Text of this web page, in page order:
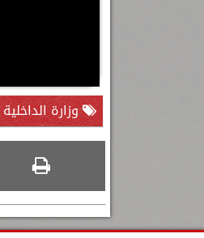
وزارة الداخلية